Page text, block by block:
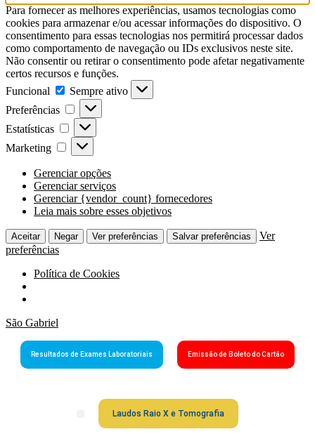
Para fornecer as melhores experiências, usamos tecnologias como
cookies para armazenar e/ou acessar informações do dispositivo. O
consentimento para essas tecnologias nos permitirá processar dados
como comportamento de navegação ou IDs exclusivos neste site.
Não consentir ou retirar o consentimento pode afetar negativamente
certos recursos e funções.
Funcional
Sempre ativo
Preferências
Estatísticas
Marketing
Gerenciar opções
Gerenciar serviços
Gerenciar {vendor_count} fornecedores
Leia mais sobre esses objetivos
Aceitar Negar Ver preferências Salvar preferências
Ver
preferências
Política de Cookies
São Gabriel
Resultados de Exames Laboratoriais Emissão de Boleto do Cartão
Laudos Raio X e Tomografia